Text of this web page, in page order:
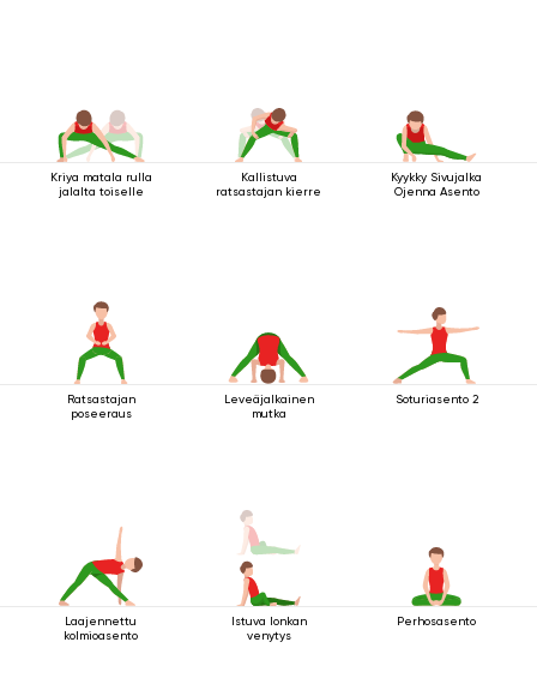
Kriya matala rulla
jalalta toiselle
Kallistuva
ratsastajan kierre
Kyykky Sivujalka
Ojenna Asento
Ratsastajan
poseeraus
Leveäjalkainen
mutka
Soturiasento 2
Laajennettu
kolmioasento
Istuva lonkan
venytys
Perhosasento